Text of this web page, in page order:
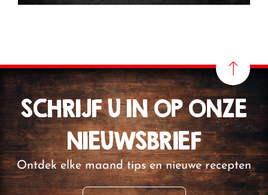
SCHRIJF U IN OP ONZE
NIEUWSBRIEF
Ontdek elke maand tips en nieuwe recepten